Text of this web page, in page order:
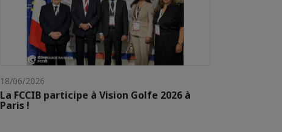
18/06/2026
La FCCIB participe à Vision Golfe 2026 à
Paris !